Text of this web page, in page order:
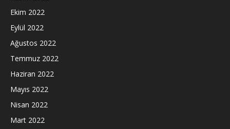
Ekim 2022
Eylül 2022
Ağustos 2022
Temmuz 2022
Haziran 2022
Mayıs 2022
Nisan 2022
Mart 2022